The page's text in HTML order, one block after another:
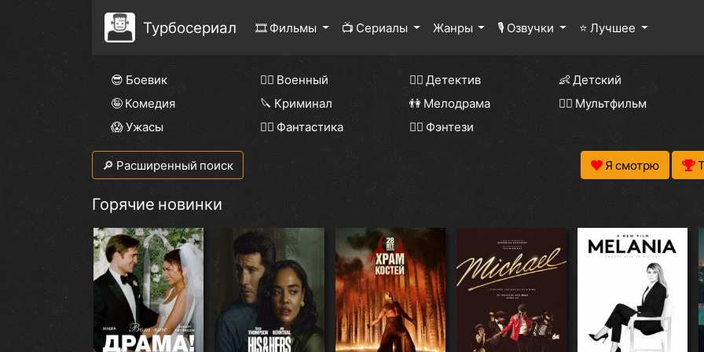
Турбосериал 🎞 Фильмы 📺 Сериалы Жанры 🎙 Озвучки ⭐ Лучшее
😎 Боевик 👨‍✈️ Военный 🕵️‍♂️ Детектив
👶 Детский
🤪 Комедия
🔪 Криминал 👫 Мелодрама
🧚‍♀️ Мультфильм
😱 Ужасы
🧙‍♀️ Фантастика 🧝‍♂️ Фэнтези
🔎 Расширенный поиск Я смотрю
Горячие новинки